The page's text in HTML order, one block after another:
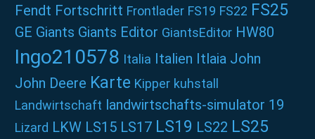
Fendt Fortschritt Frontlader FS19 FS22 FS25
GE Giants Giants Editor GiantsEditor HW80
Ingo210578 Italia Italien Itlaia John
John Deere Karte Kipper kuhstall
Landwirtschaft landwirtschafts-simulator 19
Lizard LKW LS15 LS17 LS19 LS22 LS25